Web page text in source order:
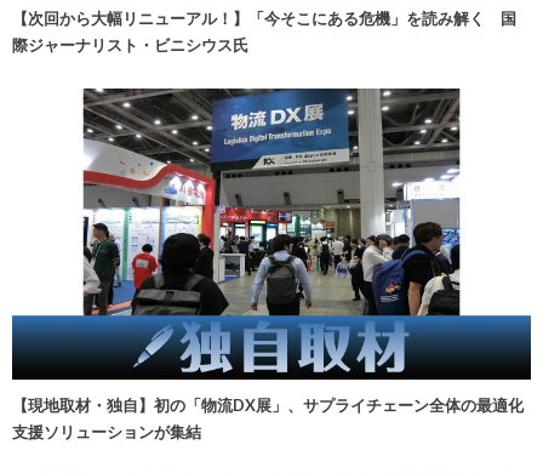
【次回から大幅リニューアル！】「今そこにある危機」を読み解く 国
際ジャーナリスト・ビニシウス氏
【現地取材・独自】初の「物流DX展」、サプライチェーン全体の最適化
支援ソリューションが集結